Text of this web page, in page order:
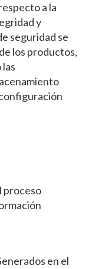
a la
y
seguridad se
los productos,
proceso
en el